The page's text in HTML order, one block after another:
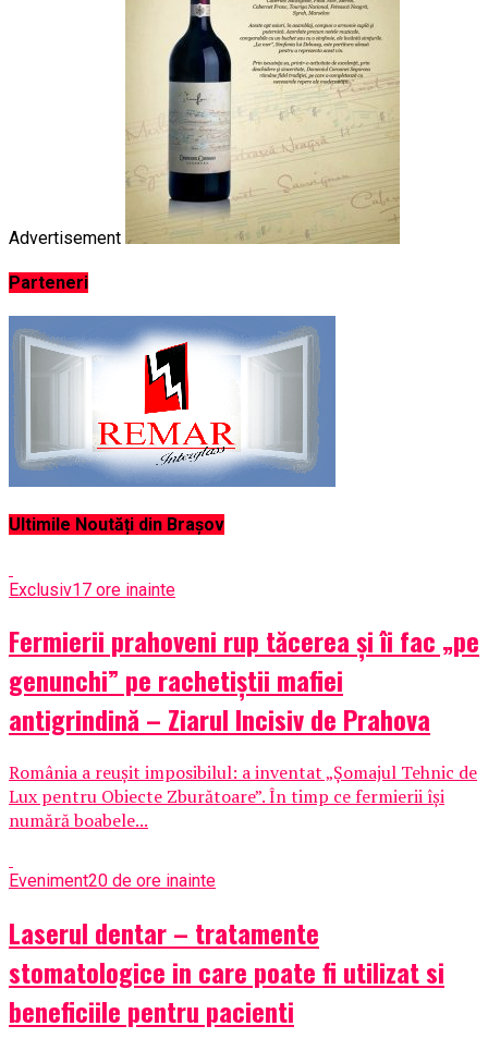
Advertisement
Parteneri
Ultimile Noutăți din Brașov
Exclusiv17 ore inainte
Fermierii prahoveni rup tăcerea și îi fac „pe
genunchi” pe rachetiștii mafiei
antigrindină – Ziarul Incisiv de Prahova
România a reușit imposibilul: a inventat „Șomajul Tehnic de
Lux pentru Obiecte Zburătoare”. În timp ce fermierii își
numără boabele...
Eveniment20 de ore inainte
Laserul dentar – tratamente
stomatologice in care poate fi utilizat si
beneficiile pentru pacienti